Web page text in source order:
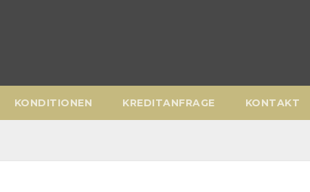
KONDITIONEN KREDITANFRAGE KONTAKT